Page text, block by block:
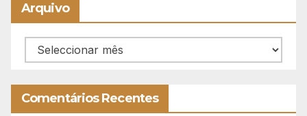
Arquivo
Arquivo
Comentários Recentes